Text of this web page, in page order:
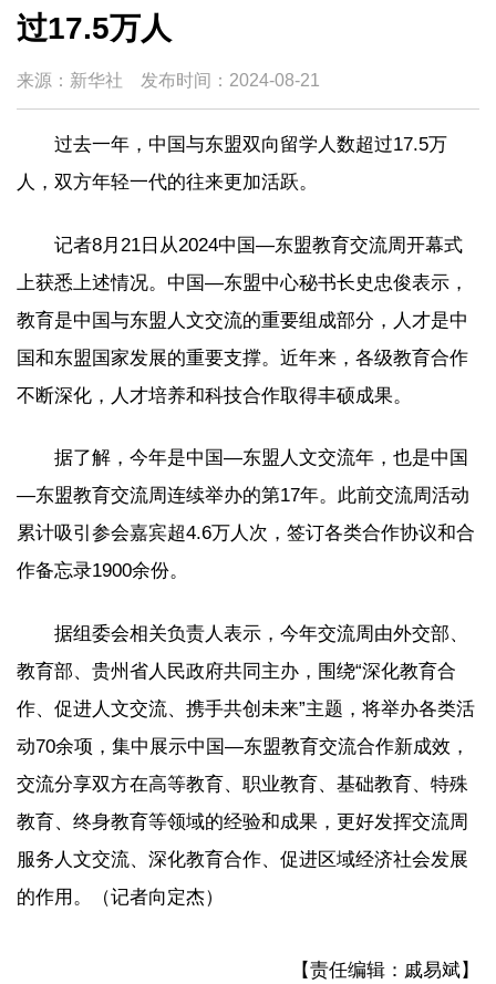
过17.5万人
来源：新华社 发布时间： 2024-08-21
过去一年，中国与东盟双向留学人数超过17.5万
人，双方年轻一代的往来更加活跃。
记者8月21日从2024中国—东盟教育交流周开幕式
上获悉上述情况。中国—东盟中心秘书长史忠俊表示，
教育是中国与东盟人文交流的重要组成部分，人才是中
国和东盟国家发展的重要支撑。近年来，各级教育合作
不断深化，人才培养和科技合作取得丰硕成果。
据了解，今年是中国—东盟人文交流年，也是中国
—东盟教育交流周连续举办的第17年。此前交流周活动
累计吸引参会嘉宾超4.6万人次，签订各类合作协议和合
作备忘录1900余份。
据组委会相关负责人表示，今年交流周由外交部、
教育部、贵州省人民政府共同主办，围绕“深化教育合
作、促进人文交流、携手共创未来”主题，将举办各类活
动70余项，集中展示中国—东盟教育交流合作新成效，
交流分享双方在高等教育、职业教育、基础教育、特殊
教育、终身教育等领域的经验和成果，更好发挥交流周
服务人文交流、深化教育合作、促进区域经济社会发展
的作用。（记者向定杰）
【责任编辑：戚易斌】